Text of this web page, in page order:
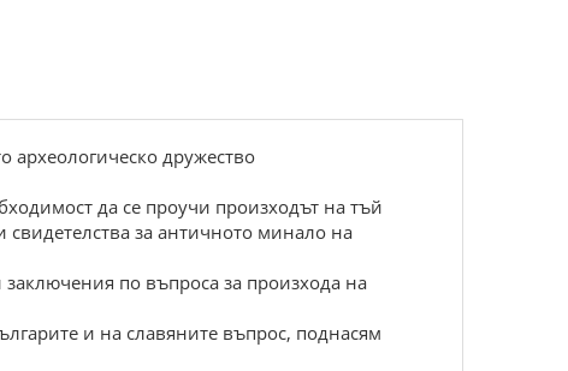
дружество
да се проучи произходът на тъй
свидетелства за античното минало на
по въпроса за произхода на
и на славяните въпрос, поднасям